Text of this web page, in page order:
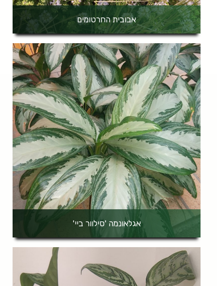
אבובית החרטומים
אגלאונמה 'סילוור ביי'